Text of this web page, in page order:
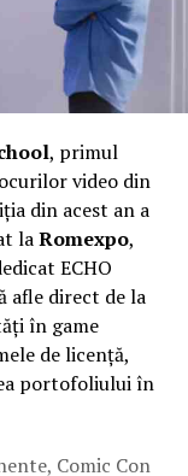
, primul
video din
din acest an a
laRomexpo,
ECHO
afle direct de la
în game
de licență,
portofoliului în
Comic Con